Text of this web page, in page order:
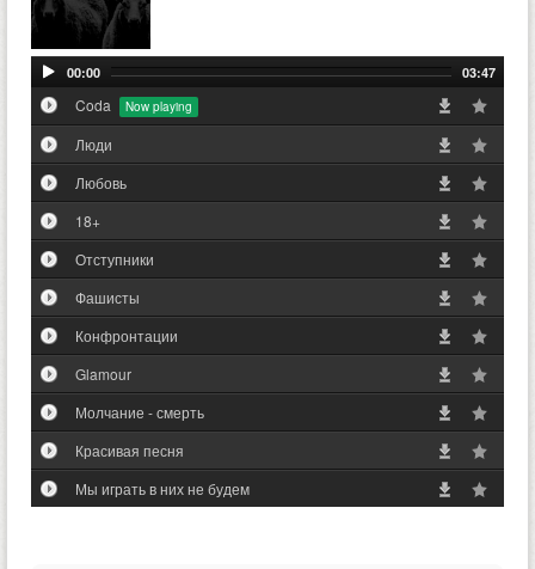
00:00 03:47
Coda
Люди
Любовь
18+
Отступники
Фашисты
Конфронтации
Glamour
Молчание - смерть
Красивая песня
Мы играть в них не будем